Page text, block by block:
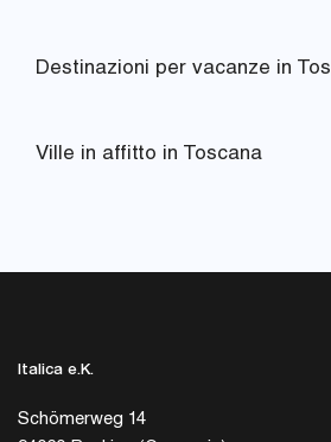
Destinazioni per vacanze in
Ville in affitto in Toscana
Italica e.K.
Schömerweg 14